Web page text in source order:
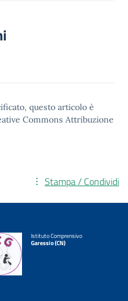
questo articolo è
Commons Attribuzione
Stampa / Condividi
Istituto Comprensivo
Garessio (CN)